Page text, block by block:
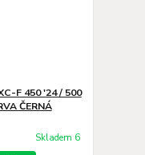
F 450 '24 / 500
ČERNÁ
Skladem 6